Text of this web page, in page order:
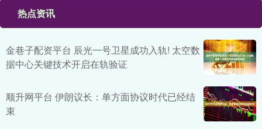
热点资讯
金巷子配资平台 辰光一号卫星成功入轨! 太空数
据中心关键技术开启在轨验证
顺升网平台 伊朗议长：单方面协议时代已经结
束